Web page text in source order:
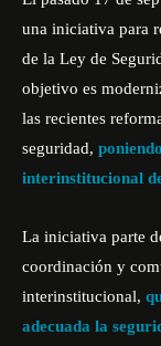
una iniciativa para
de la Ley de
objetivo es
las recientes
seguridad,
interinstitucional
La iniciativa parte
coordinación y
interinstitucional,
adecuada la